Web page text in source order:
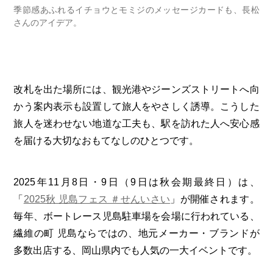
季節感あふれるイチョウとモミジのメッセージカードも、長松
さんのアイデア。
改札を出た場所には、観光港やジーンズストリートへ向
かう案内表示も設置して旅人をやさしく誘導。こうした
旅人を迷わせない地道な工夫も、駅を訪れた人へ安心感
を届ける大切なおもてなしのひとつです。
2025年11月8日・9日（9日は秋会期最終日）は、
「 2025秋 児島フェス ＃せんいさい 」が開催されます。
毎年、ボートレース児島駐車場を会場に行われている、
繊維の町 児島ならではの、地元メーカー・ブランドが
多数出店する、岡山県内でも人気の一大イベントです。